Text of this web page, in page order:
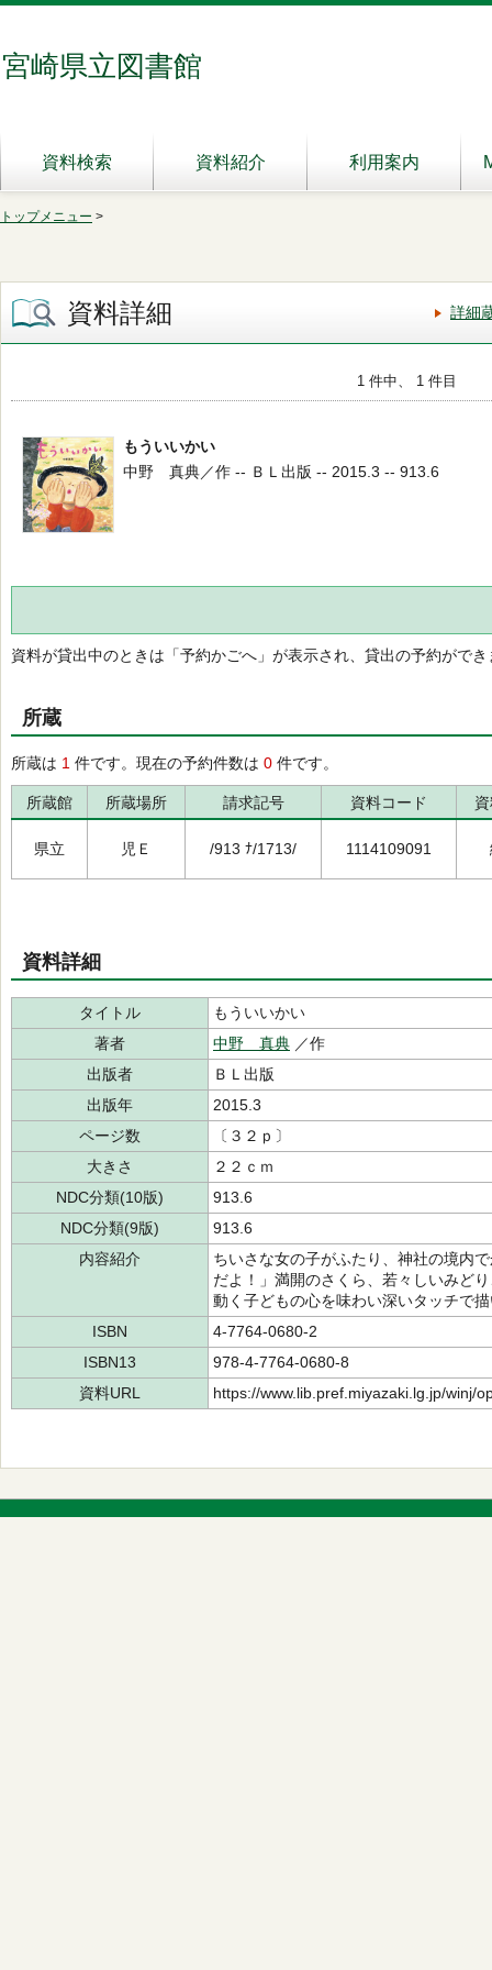
宮崎県立図書館
資料検索 資料紹介 利用案内
トップメニュー >
資料詳細 詳細
1 件中、 1 件目
もういいかい
中野 真典／作 -- ＢＬ出版 -- 2015.3 -- 913.6
資料が貸出中のときは「予約かごへ」が表示され、貸出の予約ができ
所蔵
所蔵は 1 件です。現在の予約件数は 0 件です。
所蔵館 所蔵場所 請求記号 資料コード
県立 児Ｅ /913 ﾅ/1713/ 1114109091
資料詳細
タイトル
もういいかい
著者
中野 真典 ／作
出版者
ＢＬ出版
出版年
2015.3
ページ数
〔３２ｐ〕
大きさ
２２ｃｍ
NDC分類(10版)
913.6
NDC分類(9版)
913.6
内容紹介
ちいさな女の子がふたり、神社の境内
だよ！」満開のさくら、若々しいみど
動く子どもの心を味わい深いタッチで
ISBN
4-7764-0680-2
ISBN13
978-4-7764-0680-8
資料URL
https://www.lib.pref.miyazaki.lg.jp/winj/